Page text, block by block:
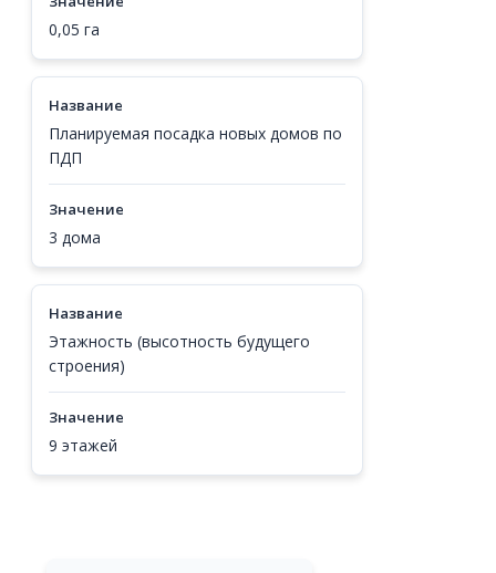
0,05 га
Название
Планируемая посадка новых домов по
ПДП
Значение
3 дома
Название
Этажность (высотность будущего
строения)
Значение
9 этажей